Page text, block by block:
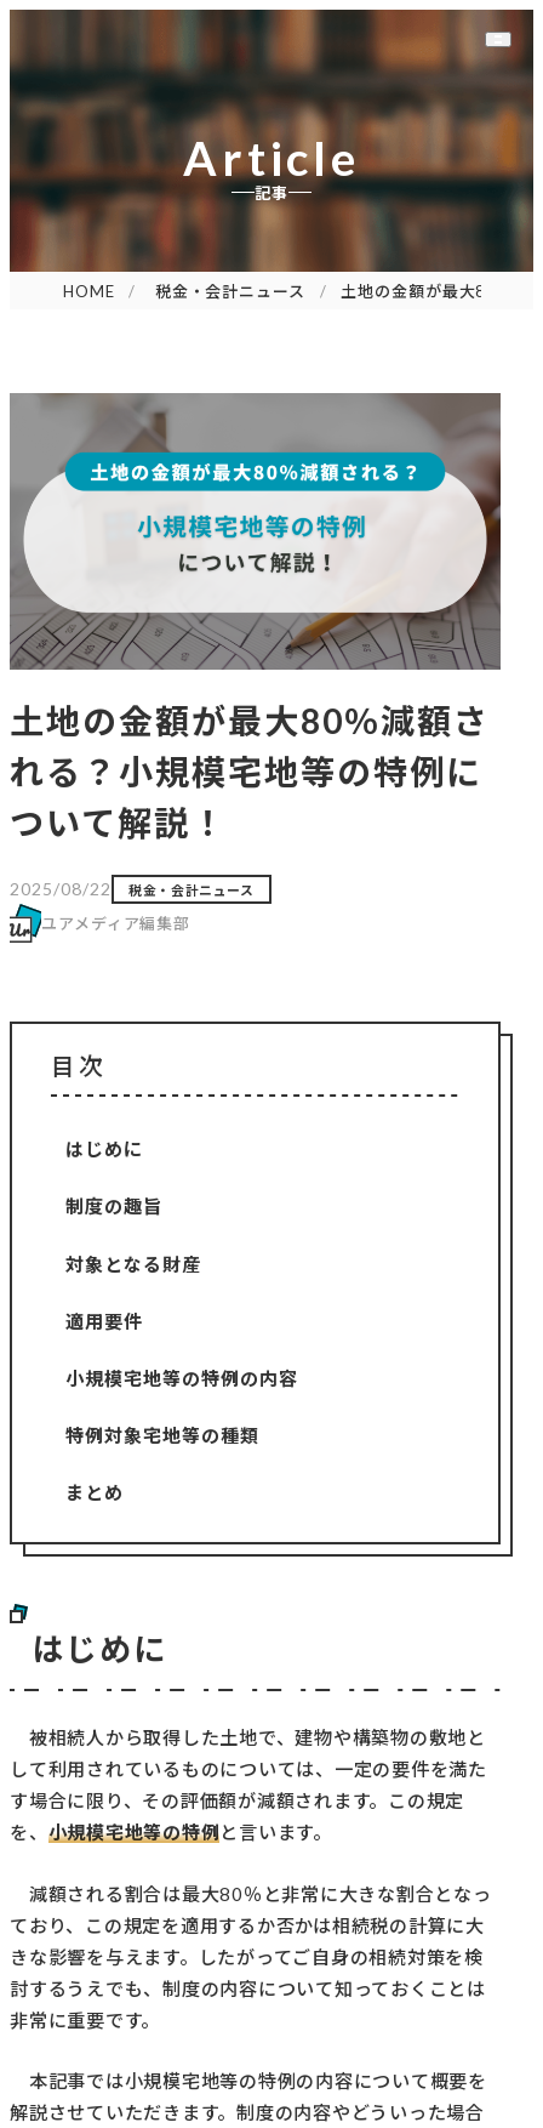
Article
記事
HOME 税金・会計ニュース 土地の金額が最大80％減
土地の金額が最大80％減額さ
れる？小規模宅地等の特例に
ついて解説！
2025/08/22 税金・会計ニュース
ユアメディア編集部
目次
はじめに
制度の趣旨
対象となる財産
適用要件
小規模宅地等の特例の内容
特例対象宅地等の種類
まとめ
はじめに
被相続人から取得した土地で、建物や構築物の敷地と
して利用されているものについては、一定の要件を満た
す場合に限り、その評価額が減額されます。この規定
を、 小規模宅地等の特例と言います。
減額される割合は最大80％と非常に大きな割合となっ
ており、この規定を適用するか否かは相続税の計算に大
きな影響を与えます。したがってご自身の相続対策を検
討するうえでも、制度の内容について知っておくことは
非常に重要です。
本記事では小規模宅地等の特例の内容について概要を
解説させていただきます。制度の内容やどういった場合